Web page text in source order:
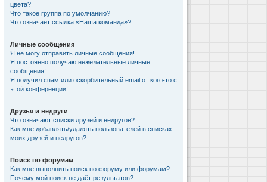
цвета?
Что такое группа по умолчанию?
Что означает ссылка «Наша команда»?
Личные сообщения
Я не могу отправить личные сообщения!
Я постоянно получаю нежелательные личные
сообщения!
Я получил спам или оскорбительный email от кого-то с
этой конференции!
Друзья и недруги
Что означают списки друзей и недругов?
Как мне добавлять/удалять пользователей в списках
моих друзей и недругов?
Поиск по форумам
Как мне выполнить поиск по форуму или форумам?
Почему мой поиск не даёт результатов?